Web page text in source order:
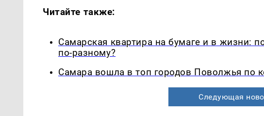
Читайте также:
Самарская квартира на бумаге и в жизни:
по-разному?
Самара вошла в топ городов Поволжья по
Следующая